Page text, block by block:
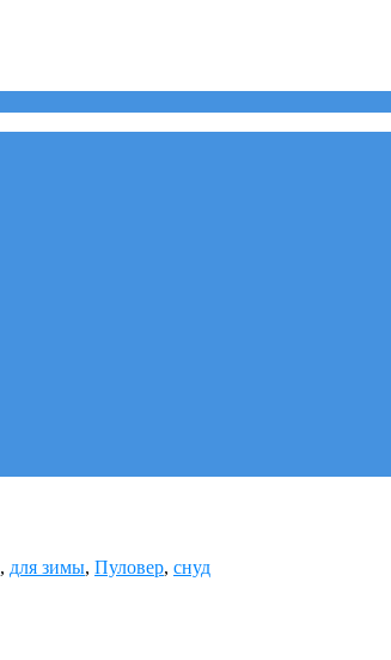
, для зимы, Пуловер, снуд